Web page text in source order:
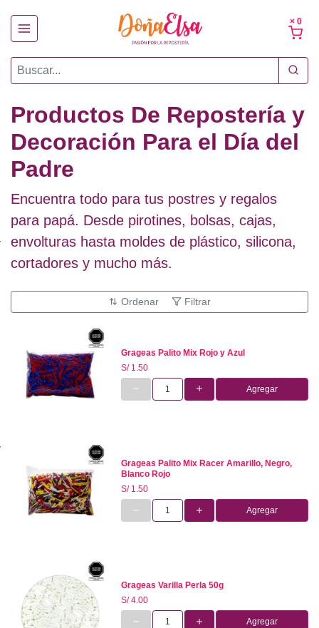
× 0
Productos De Repostería y
Decoración Para el Día del
Padre
Encuentra todo para tus postres y regalos
para papá. Desde pirotines, bolsas, cajas,
envolturas hasta moldes de plástico, silicona,
cortadores y mucho más.
Ordenar Filtrar
Grageas Palito Mix Rojo y Azul
S/ 1.50
Agregar
Grageas Palito Mix Racer Amarillo, Negro,
Blanco Rojo
S/ 1.50
Agregar
Grageas Varilla Perla 50g
S/ 4.00
Agregar